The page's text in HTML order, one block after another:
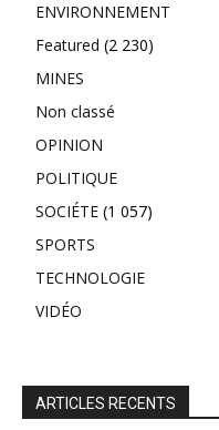
ENVIRONNEMENT
Featured (2 230)
MINES
Non classé
OPINION
POLITIQUE
SOCIÉTE (1 057)
SPORTS
TECHNOLOGIE
VIDÉO
ARTICLES RECENTS